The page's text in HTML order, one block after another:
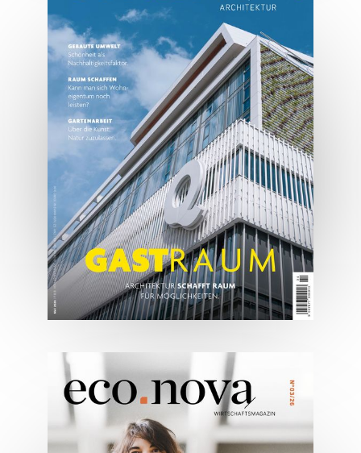
07/2026
Tirols Top 500 - Juli/August
2026
JETZT BESTELLEN
ONLINE LESEN
05/2026
Spezial: Architektur &